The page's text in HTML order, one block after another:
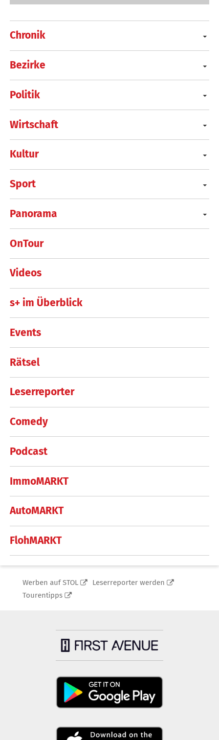
Chronik
Bezirke
Politik
Wirtschaft
Kultur
Sport
Panorama
OnTour
Videos
s+ im Überblick
Events
Rätsel
Leserreporter
Comedy
Podcast
ImmoMARKT
AutoMARKT
FlohMARKT
Werben auf STOL
Leserreporter werden
Tourentipps